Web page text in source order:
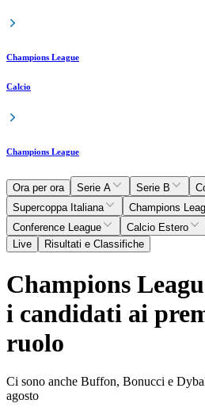
Champions League
Calcio
Champions League
Ora per ora Serie A Serie B
Supercoppa Italiana
Champions
Conference League
Calcio Estero
Live
Risultati e Classifiche
Champions
i candidati ai
ruolo
Ci sono anche Buffon, Bonucci e
agosto